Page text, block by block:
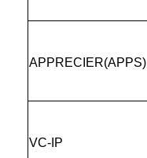
APPRECIER(APPS)
VC-IP